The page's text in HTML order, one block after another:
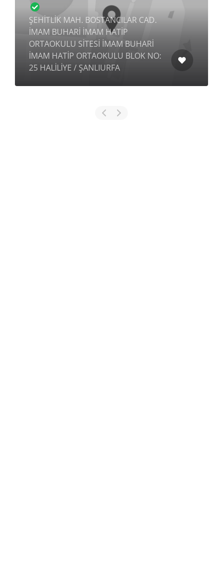
ŞEHİTLİK MAH. BOSTANCILAR CAD.
İMAM BUHARİ İMAM HATİP
ORTAOKULU SİTESİ İMAM BUHARİ
İMAM HATİP ORTAOKULU BLOK NO:
25 HALİLİYE / ŞANLIURFA